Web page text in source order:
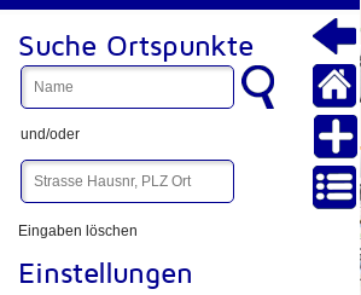
Suche Ortspunkte
und/oder
Eingaben löschen
Einstellungen